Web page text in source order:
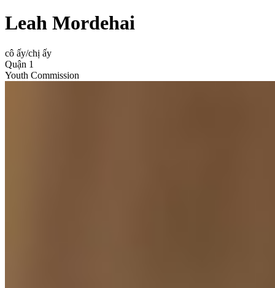
Leah Mordehai
cô ấy/chị ấy
Quận 1
Youth Commission